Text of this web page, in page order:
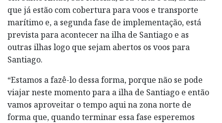
que já estão com cobertura para voos e transporte
marítimo e, a segunda fase de implementação, está
prevista para acontecer na ilha de Santiago e as
outras ilhas logo que sejam abertos os voos para
Santiago.
“Estamos a fazê-lo dessa forma, porque não se pode
viajar neste momento para a ilha de Santiago e então
vamos aproveitar o tempo aqui na zona norte de
forma que, quando terminar essa fase esperemos